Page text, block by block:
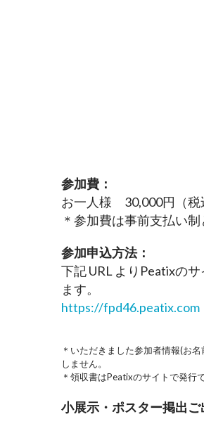
参加費：
お一人様　30,000円（
＊参加費は事前支払い
参加申込方法：
下記 URL よりPeatixの
ます。
https://fpd46.peatix.com
＊いただきました参加者情報(お
しません。
＊領収書はPeatixのサイトで発行
小展示・ポスター掲出